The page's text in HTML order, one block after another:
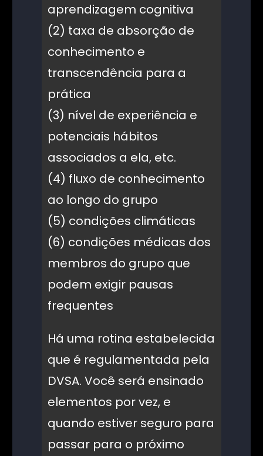
aprendizagem cognitiva
(2) taxa de absorção de
conhecimento e
transcendência para a
prática
(3) nível de experiência e
potenciais hábitos
associados a ela, etc.
(4) fluxo de conhecimento
ao longo do grupo
(5) condições climáticas
(6) condições médicas dos
membros do grupo que
podem exigir pausas
frequentes
Há uma rotina estabelecida
que é regulamentada pela
DVSA. Você será ensinado
elementos por vez, e
quando estiver seguro para
passar para o próximo